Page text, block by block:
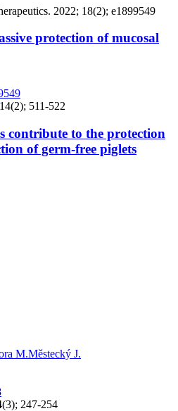
2022; 18(2); e1899549
protection of mucosal
511-522
contribute to the protection
of germ-free piglets
M.Městecký J.
247-254